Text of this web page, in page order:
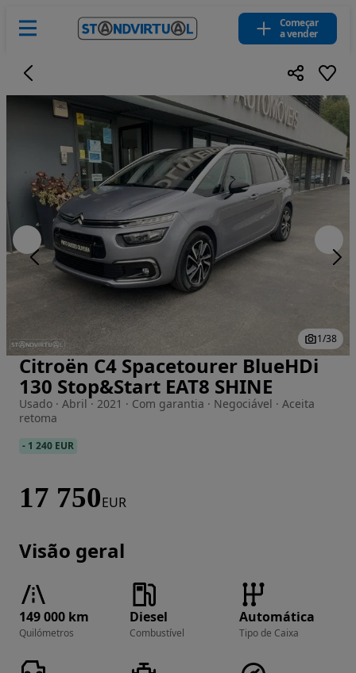
Começar
a vender
Imagem 1 de 38
1/38
Citroën C4 Spacetourer BlueHDi
130 Stop&Start EAT8 SHINE
Usado · Abril · 2021 · Com garantia · Negociável · Aceita
retoma
- 1 240 EUR
17 750EUR
Visão geral
149 000 km
Quilómetros
Diesel
Combustível
Automática
Tipo de Caixa